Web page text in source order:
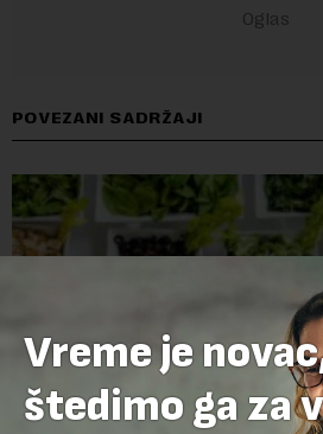
POVEZANI SADRŽAJI
Vreme je
štedimo ga za